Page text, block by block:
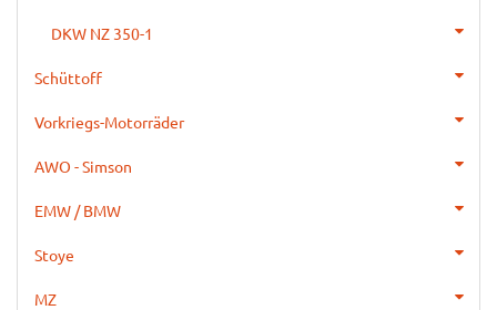
DKW NZ 350-1
Schüttoff
Vorkriegs-Motorräder
AWO - Simson
EMW / BMW
Stoye
MZ